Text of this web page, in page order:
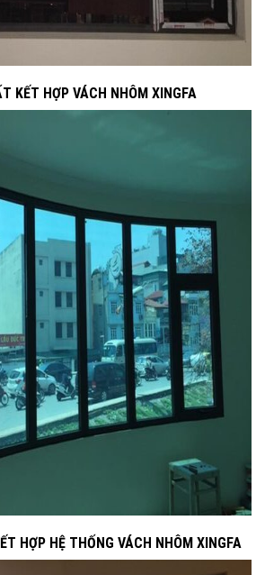
KẾT HỢP VÁCH NHÔM XINGFA
HỢP HỆ THỐNG VÁCH NHÔM XINGFA